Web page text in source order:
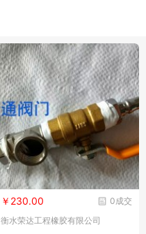
0成交
￥230.00
衡水荣达工程橡胶有限公司